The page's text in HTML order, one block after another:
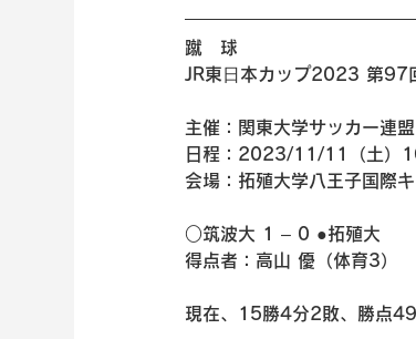
蹴　球
JR東⽇本カップ2023 第97
主催：関東大学サッカー連盟
日程：2023/11/11（土）
会場：拓殖大学八王子国際
○筑波大 1 – 0 ●拓殖大
得点者：高山 優（体育3）
現在、15勝4分2敗、勝点